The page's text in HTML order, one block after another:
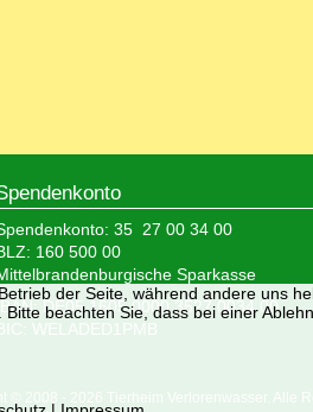
35 27 00 34 00
160 500 00
Sparkasse
DE05 1605 0000 3527 0034 00
WELADED1PMB
© 2008 - 2026 Tierheim Verlorenwasser. Alle
der Seite, während andere uns
beachten Sie, dass bei einer